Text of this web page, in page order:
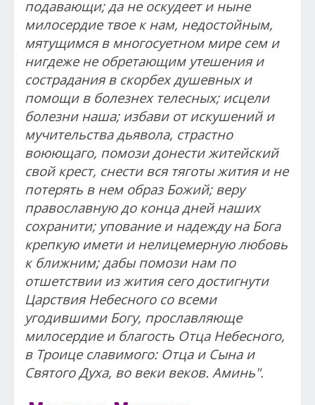
подавающи; да не оскудеет и ныне
милосердие твое к нам, недостойным,
мятущимся в многосуетном мире сем и
нигдеже не обретающим утешения и
сострадания в скорбех душевных и
помощи в болезнех телесных; исцели
болезни наша; избави от искушений и
мучительства дьявола, страстно
воюющаго, помози донести житейский
свой крест, снести вся тяготы жития и не
потерять в нем образ Божий; веру
православную до конца дней наших
сохранити; упование и надежду на Бога
крепкую имети и нелицемерную любовь
к ближним; дабы помози нам по
отшетствии из жития сего достигнути
Царствия Небесного со всеми
угодившими Богу, прославляюще
милосердие и благость Отца Небесного,
в Троице славимого: Отца и Сына и
Святого Духа, во веки веков. Аминь".